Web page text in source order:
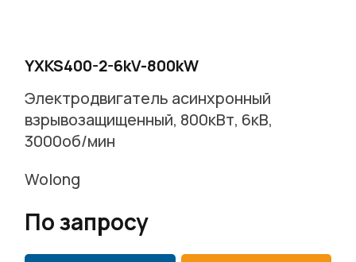
YXKS400-2-6kV-800kW
Электродвигатель асинхронный
взрывозащищенный, 800кВт, 6кВ,
3000об/мин
Wolong
По запросу